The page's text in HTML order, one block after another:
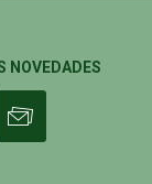
NOVEDADES